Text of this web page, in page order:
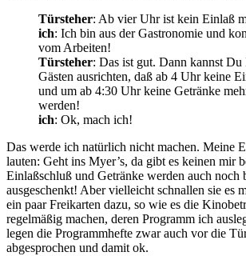
Türsteher: Ab vier Uhr ist kein Einlaß
ich: Ich bin aus der Gastronomie und
vom Arbeiten!
Türsteher: Das ist gut. Dann kannst Du
Gästen ausrichten, daß ab 4 Uhr keine
und um ab 4:30 Uhr keine Getränke
werden!
ich: Ok, mach ich!
Das werde ich natürlich nicht machen. Meine
lauten: Geht ins Myer’s, da gibt es keinen mir
Einlaßschluß und Getränke werden auch noch
ausgeschenkt! Aber vielleicht schnallen sie es
ein paar Freikarten dazu, so wie es die
regelmäßig machen, deren Programm ich
legen die Programmhefte zwar auch vor die
abgesprochen und damit ok.